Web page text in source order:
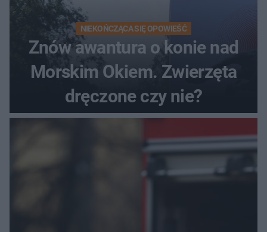
NIEKOŃCZĄCA SIĘ OPOWIEŚĆ
Znów awantura o konie nad
Morskim Okiem. Zwierzęta
dręczone czy nie?